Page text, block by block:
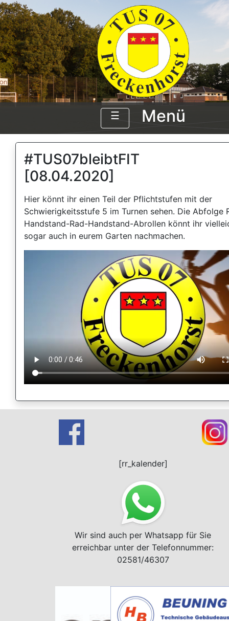
☰ Menü
#TUS07bleibtFIT
[08.04.2020]
Hier könnt ihr einen Teil der Pflichtstufen mit der
Schwierigkeitsstufe 5 im Turnen sehen. Die Abfolge
Handstand-Rad-Handstand-Abrollen könnt ihr
sogar auch in eurem Garten nachmachen.
[rr_kalender]
Wir sind auch per Whatsapp für Sie
erreichbar unter der Telefonnummer:
02581/46307